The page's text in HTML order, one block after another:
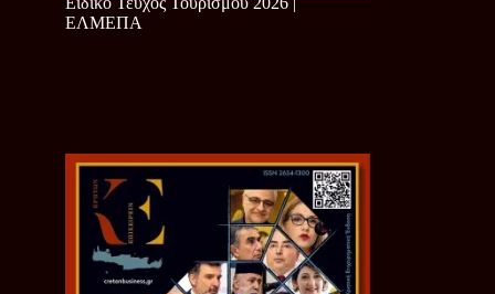
ΕΛΜΕΠΑ